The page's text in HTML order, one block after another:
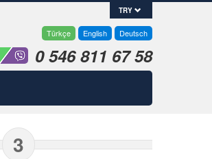
TRY
Türkçe English Deutsch
0 546 811 67 58
3